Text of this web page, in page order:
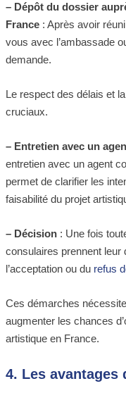
– Dépôt du dossier
France : Après avoir
vous avec l’ambassade
demande.
Le respect des délais et
cruciaux.
– Entretien avec un
entretien avec un agent
permet de clarifier les
faisabilité du projet
– Décision : Une fois
consulaires prennent leur
l’acceptation ou du refus
Ces démarches
augmenter les chances
artistique en France.
4. Les